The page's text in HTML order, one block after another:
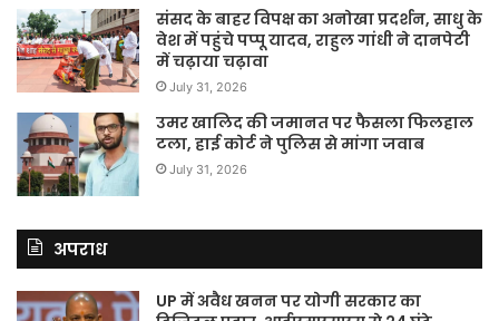
संसद के बाहर विपक्ष का अनोखा प्रदर्शन, साधु के
वेश में पहुंचे पप्पू यादव, राहुल गांधी ने दानपेटी
में चढ़ाया चढ़ावा
July 31, 2026
उमर खालिद की जमानत पर फैसला फिलहाल
टला, हाई कोर्ट ने पुलिस से मांगा जवाब
July 31, 2026
अपराध
UP में अवैध खनन पर योगी सरकार का